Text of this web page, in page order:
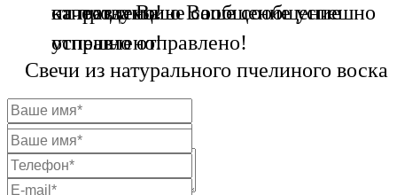
отправлено!
на продукцию Ваше сообщение
успешно отправлено!
качества Ваше сообщение успешно
отправлено!
Свечи из натурального пчелиного воска